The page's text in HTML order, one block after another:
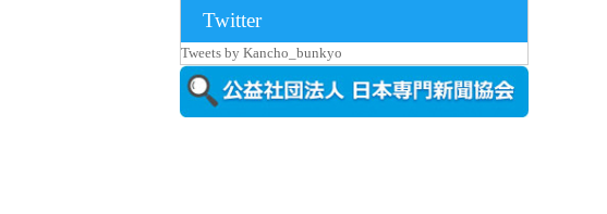
京都大iCeMS等を視察した松本文部科学
大...
Twitter
Tweets by Kancho_bunkyo